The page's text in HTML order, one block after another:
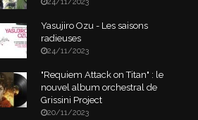
Yasujiro Ozu - Les saisons
radieuses
24/11/2023
"Requiem Attack on Titan" : le
nouvel album orchestral de
Grissini Project
20/11/2023